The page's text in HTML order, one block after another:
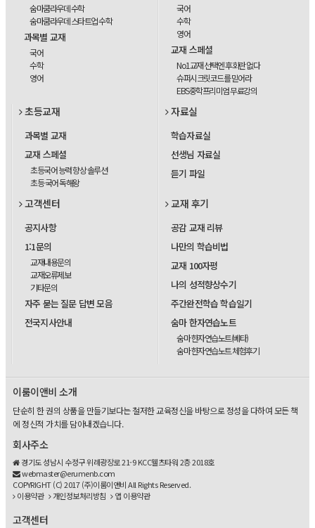
숨마쿰라우데 수학
숨마쿰라우데 스타트업 수학
과목별 교재
국어
수학
영어
국어
수학
영어
교재 스페셜
No1교재 선택엔 후회란 없다
슈퍼시크릿코드를 믿어라
EBS중학프리미엄 무료강의
초등교재
과목별 교재
교재 스페셜
초등국어 능력 향상 솔루션
초등 국어 독해왕
자료실
학습자료실
선생님 자료실
듣기 파일
고객센터
공지사항
1:1문의
교재내용문의
교재오류제보
기타문의
자주 묻는 질문 답변 모음
전국지사안내
교재 후기
공감 교재 리뷰
나만의 학습비법
교재 100자평
나의 성적향상수기
주간완전학습 학습일기
숨마 한자연습노트
숨마 한자연습노트(베타)
숨마 한자연습노트 체험후기
이룸이앤비 소개
단순히 한 권의 상품을 만들기보다는 철저한 교육정신을 바탕으로 정성을 다하여 모든 책
에 정신적 가치를 담아내겠습니다.
회사주소
경기도 성남시 수정구 위례광장로 21-9 KCC웰츠타워 2층 2018호
webmaster@erumenb.com
COPYRIGHT (C) 2017 (주)이룸이앤비 All Rights Reserved.
이용약관
개인정보처리방침 앱 이용약관
고객센터